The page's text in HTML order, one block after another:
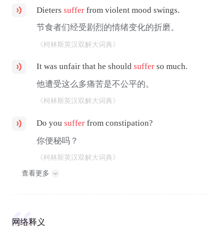
Dieterssuffer from violent mood swings.
节食者们经受剧烈的情绪变化的折磨。
《柯林斯英汉双解大词典》
It was unfair that he shouldsuffer so much.
他遭受这么多痛苦是不公平的。
《柯林斯英汉双解大词典》
Do yousuffer from constipation?
你便秘吗？
《柯林斯英汉双解大词典》
查看更多
网络释义